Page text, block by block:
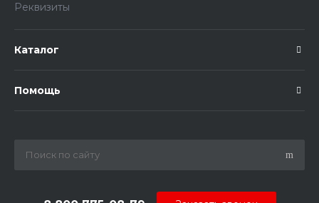
Реквизиты
Каталог
Помощь